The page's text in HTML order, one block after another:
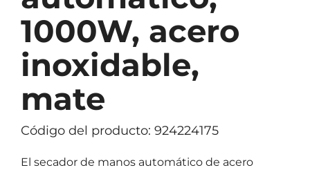
1000W, acero
inoxidable,
mate
Código del producto: 924224175
El secador de manos automático de acero